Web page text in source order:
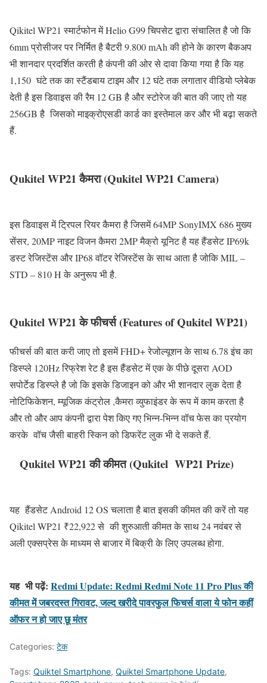
Qikitel WP21 स्मार्टफोन में Helio G99 चिपसेट द्वारा संचालित है जो कि
6mm प्रोसीजर पर निर्मित है बैटरी 9.800 mAh की होने के कारण बैकअप
भी शानदार प्रदर्शित करती है कंपनी की ओर से दावा किया गया है कि यह
1,150 घंटे तक का स्टैंडबाय टाइम और 12 घंटे तक लगातार वीडियो प्लेबेक
देती है इस डिवाइस की रैम 12 GB है और स्टोरेज की बात की जाए तो यह
256GB है जिसको माइक्रोएसडी कार्ड का इस्तेमाल कर और भी बढ़ा सकते
हैं.
Qukitel WP21 कैमरा (Qukitel WP21 Camera)
इस डिवाइस में ट्रिपल रियर कैमरा है जिसमें 64MP SonyIMX 686 मुख्य
सेंसर, 20MP नाइट विजन कैमरा 2MP मैक्रो यूनिट है यह हैंडसेट IP69k
डस्ट रेजिस्टेंस और IP68 वॉटर रेजिस्टेंस के साथ आता है जोकि MIL –
STD – 810 H के अनुरूप भी है.
Qukitel WP21 के फीचर्स (Features of Qukitel WP21)
फीचर्स की बात करी जाए तो इसमें FHD+ रेजोल्यूशन के साथ 6.78 इंच का
डिस्प्ले 120Hz रिफ्रेश रेट है इस हैंडसेट में एक के पीछे दूसरा AOD
सपोर्टेड डिस्प्ले है जो कि इसके डिजाइन को और भी शानदार लुक देता है
नोटिफिकेशन, म्यूजिक कंट्रोल ,कैमरा व्युफाइंडर के रूप में काम करता है
और तो और आप कंपनी द्वारा पेश किए गए भिन्न-भिन्न वॉच फेस का प्रयोग
करके वॉच जैसी बाहरी स्किन को डिफरेंट लुक भी दे सकते हैं.
Qukitel WP21 की कीमत (Qukitel WP21 Prize)
यह हैंडसेट Android 12 OS चलाता है बात इसकी कीमत की करें तो यह
Qikitel WP21 ₹22,922 से की शुरुआती कीमत के साथ 24 नवंबर से
अली एक्सप्रेस के माध्यम से बाजार में बिक्री के लिए उपलब्ध होगा.
यह भी पढ़ें: Redmi Update: Redmi Redmi Note 11 Pro Plus की
कीमत में जबरदस्त गिरावट, जल्द खरीदे पावरफुल फिचर्स वाला ये फोन कहीं
ऑफर न हो जाए छू मंतर
Categories: टेक
Tags: Quiktel Smartphone, Quiktel Smartphone Update,